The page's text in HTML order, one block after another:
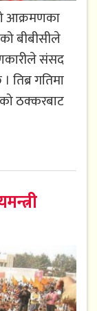
आक्रमणका
बीबीसीले
संसद
तिब्र गतिमा
ठक्करबाट